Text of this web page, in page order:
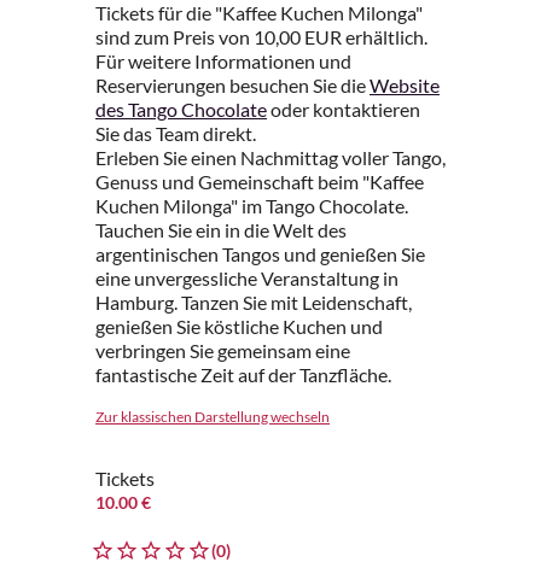
Tickets für die "Kaffee Kuchen Milonga"
sind zum Preis von 10,00 EUR erhältlich.
Für weitere Informationen und
Reservierungen besuchen Sie dieWebsite
des Tango Chocolateoder kontaktieren
Sie das Team direkt.
Erleben Sie einen Nachmittag voller Tango,
Genuss und Gemeinschaft beim "Kaffee
Kuchen Milonga" im Tango Chocolate.
Tauchen Sie ein in die Welt des
argentinischen Tangos und genießen Sie
eine unvergessliche Veranstaltung in
Hamburg. Tanzen Sie mit Leidenschaft,
genießen Sie köstliche Kuchen und
verbringen Sie gemeinsam eine
fantastische Zeit auf der Tanzfläche.
Zur klassischen Darstellung wechseln
Tickets
10.00 €
(0)